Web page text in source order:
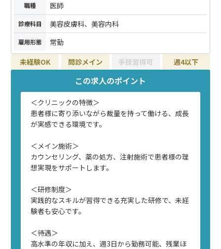
職種 医師
診療科目 美容皮膚科、美容内科
雇用形態
常勤
未経験OK
問診メイン 手技習得可 週4以下
この求人のポイント
＜クリニックの特徴＞
患者様に寄り添いながら裁量を持って働ける、成長
が実感できる環境です。
＜メイン施術＞
カウンセリング、薬の処方、注射施術で患者様の理
想実現をサポートします。
＜研修制度＞
実践的なスキルが習得できる充実した研修で、未経
験者も安心です。
＜待遇＞
高水準の年収に加え、週3日から勤務可能、残業ほ